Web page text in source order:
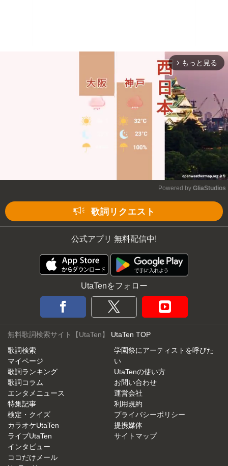
arrow_forward_ios もっと見る
Powered by GliaStudios
歌詞リクエスト
公式アプリ 無料配信中!
UtaTenをフォロー
無料歌詞検索サイト【UtaTen】 UtaTen TOP
歌詞検索
マイページ
歌詞ランキング
歌詞コラム
エンタメニュース
特集記事
検定・クイズ
カラオケUtaTen
ライブUtaTen
インタビュー
ココだけメール
学園祭にアーティストを呼びた
い
UtaTenの使い方
お問い合わせ
運営会社
利用規約
プライバシーポリシー
提携媒体
サイトマップ